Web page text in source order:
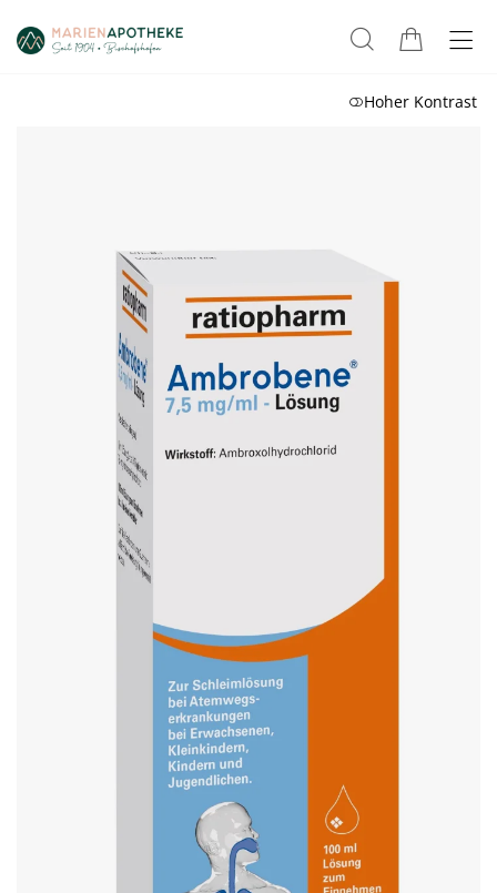
Hoher Kontrast